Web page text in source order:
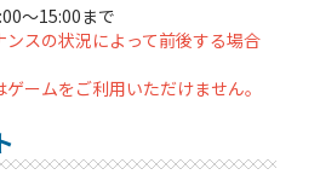
～15:00まで
スの状況によって前後する場合
ームをご利用いただけません。